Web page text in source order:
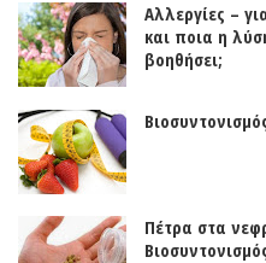
Αλλεργίες –
και ποια η
βοηθήσει;
Πέτρα στα